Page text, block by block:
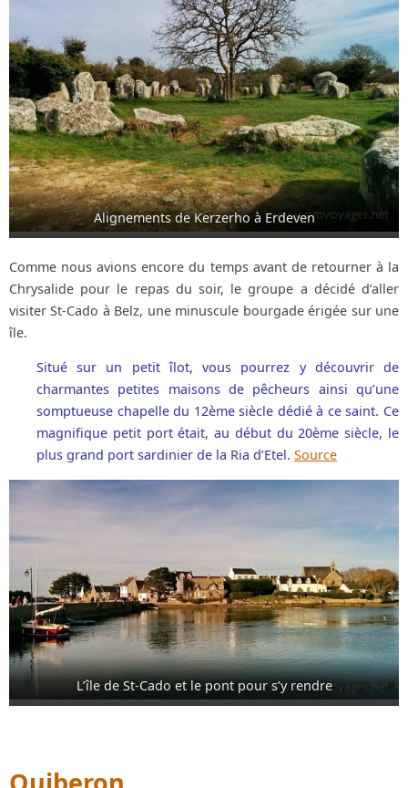
Alignements de Kerzerho à Erdeven
Comme nous avions encore du temps avant de retourner à la
Chrysalide pour le repas du soir, le groupe a décidé d’aller
visiter St-Cado à Belz, une minuscule bourgade érigée sur une
île.
Situé sur un petit îlot, vous pourrez y découvrir de
charmantes petites maisons de pêcheurs ainsi qu’une
somptueuse chapelle du 12ème siècle dédié à ce saint. Ce
magnifique petit port était, au début du 20ème siècle, le
plus grand port sardinier de la Ria d’Etel. Source
L’île de St-Cado et le pont pour s’y rendre